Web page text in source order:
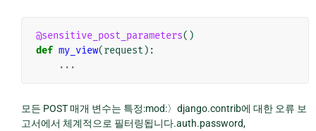
@sensitive_post_parameters()
def my_view(request ):
...
모든 POST 매개 변수는 특정:mod:〉django.contrib에 대한 오류 보
고서에서 체계적으로 필터링됩니다.auth.password,